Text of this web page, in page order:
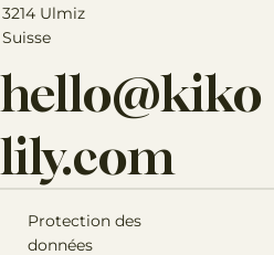
Protection des
données
3214 Ulmiz
Suisse
hello@kiko
lily.com